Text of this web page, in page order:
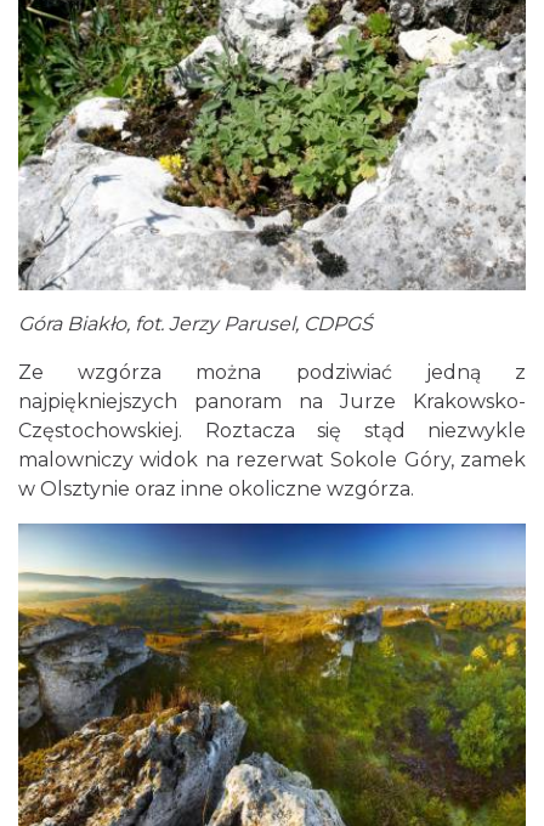
Góra Biakło, fot. Jerzy Parusel, CDPGŚ
Ze wzgórza można podziwiać jedną z
najpiękniejszych panoram na Jurze Krakowsko-
Częstochowskiej. Roztacza się stąd niezwykle
malowniczy widok na rezerwat Sokole Góry, zamek
w Olsztynie oraz inne okoliczne wzgórza.